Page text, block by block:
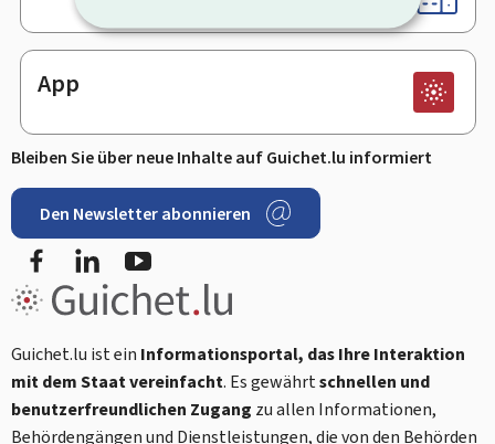
App
Bleiben Sie über neue Inhalte auf Guichet.lu informiert
Den Newsletter abonnieren
FacebookLinkedIn
Guichet.lu ist ein Informationsportal, das Ihre Interaktion
mit dem Staat vereinfacht. Es gewährtschnellen und
benutzerfreundlichen Zugang zu allen Informationen,
Behördengängen und Dienstleistungen, die von den Behörden